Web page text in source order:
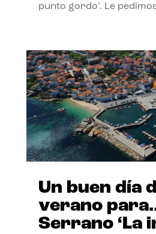
punto gordo’. Le
Un buen día
verano
Serrano ‘La